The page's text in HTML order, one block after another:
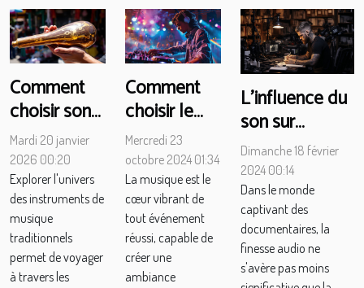
Comment
choisir son
premier
instrument
de musique
traditionnel
?
Mardi 20 janvier
2026 00:20
Explorer l'univers
des instruments de
musique
traditionnels
permet de voyager
à travers les
Comment
choisir le
meilleur DJ
pour votre
événement
unique
Mercredi 23
octobre 2024 01:34
La musique est le
cœur vibrant de
tout événement
réussi, capable de
créer une
ambiance
L'influence du
son sur
l'ambiance
des
documentaires
de tatoueurs
Dimanche 18 février
2024 00:14
Dans le monde
captivant des
documentaires, la
finesse audio ne
s'avère pas moins